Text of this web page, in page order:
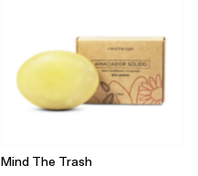
Mind The Trash